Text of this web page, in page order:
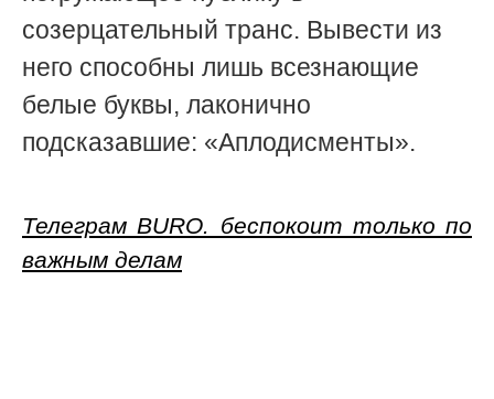
созерцательный транс. Вывести из
него способны лишь всезнающие
белые буквы, лаконично
подсказавшие: «Аплодисменты».
Телеграм BURO. беспокоит только по
важным делам